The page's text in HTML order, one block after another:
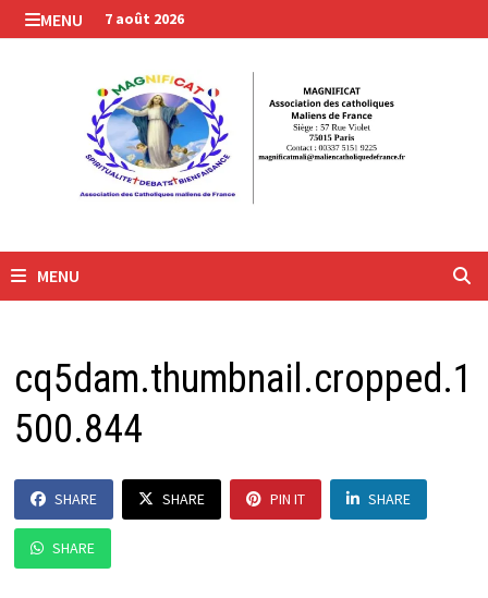
Passer
au
MENU 7 août 2026
MENU
cq5dam.thumbnail.cropped.1
500.844
SHARE SHARE PIN IT SHARE
SHARE